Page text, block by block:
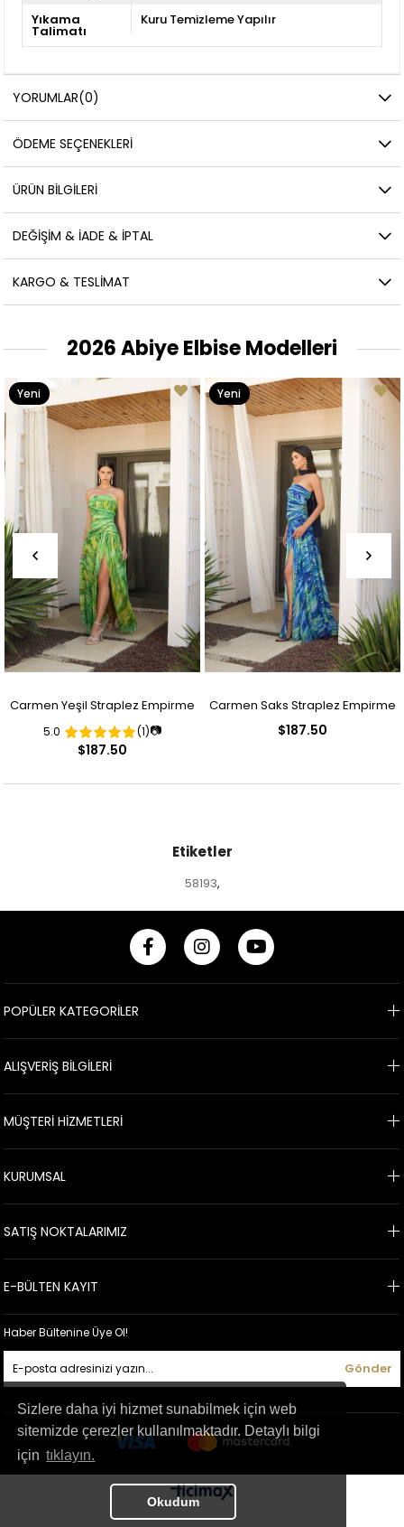
Sizlere daha iyi hizmet sunabilmek için web
sitemizde çerezler kullanılmaktadır. Detaylı bilgi
için tıklayın.
Okudum
Yıkama
Talimatı
Kuru Temizleme Yapılır
YORUMLAR(0)
ÖDEME SEÇENEKLERI
ÜRÜN BILGILERI
DEĞIŞIM & İADE & İPTAL
KARGO & TESLIMAT
2026 Abiye Elbise Modelleri
Carmen Yeşil Straplez Empirme
Desenli Abiye Elbise
5.0 (1)📷
$187.50
Yeni
Ürün
Carmen Saks Straplez Empirme
$187.50
Yeni
Ürün
Etiketler
58193,
POPÜLER KATEGORİLER
ALIŞVERİŞ BİLGİLERİ
MÜŞTERİ HİZMETLERİ
KURUMSAL
SATIŞ NOKTALARIMIZ
E-BÜLTEN KAYIT
Haber Bültenine Üye Ol!
Gönder